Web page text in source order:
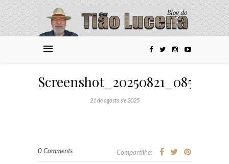
21 de agosto de 2025
0 Comments Compartilhe: